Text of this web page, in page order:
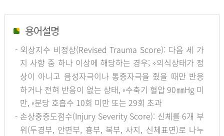
용어설명
- 외상지수 비정상(Revised Trauma Score): 다음 세 가
지 사항 중 하나 이상에 해당하는 경우; ◦의식상태가 정
상이 아니고 음성자극이나 통증자극을 줬을 때만 반응
하거나 전혀 반응이 없는 상태, ◦수축기 혈압 90㎜Hg 미
만, ◦분당 호흡수 10회 미만 또는 29회 초과
- 손상중증도점수(Injury Severity Score): 신체를 6개 부
위(두경부, 안면부, 흉부, 복부, 사지, 신체표면)로 나누